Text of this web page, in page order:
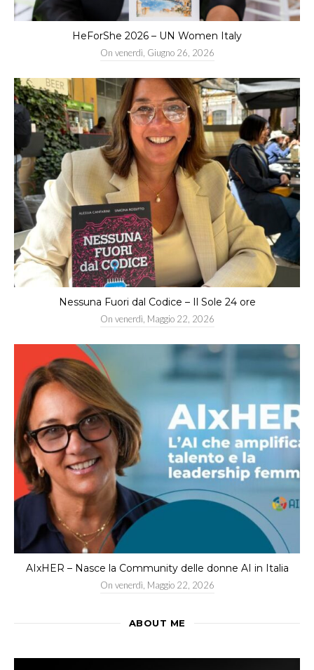
HeForShe 2026 – UN Women Italy
On venerdì, Giugno 26, 2026
Nessuna Fuori dal Codice – Il Sole 24 ore
On venerdì, Maggio 22, 2026
AIxHER – Nasce la Community delle donne AI in Italia
On venerdì, Maggio 22, 2026
ABOUT ME